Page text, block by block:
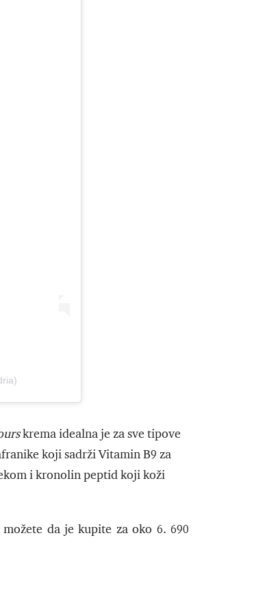
krema idealna je za sve tipove
koji sadrži Vitamin B9 za
i kronolin peptid koji koži
da je kupite za oko 6. 690